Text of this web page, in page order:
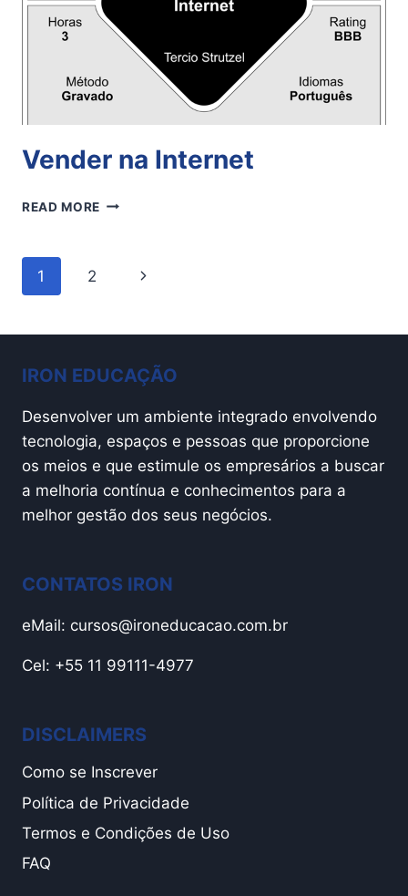
Vender na Internet
READ MORE VENDER
Page
1 2
Next
IRON EDUCAÇÃO
Desenvolver um ambiente integrado envolvendo
tecnologia, espaços e pessoas que proporcione
os meios e que estimule os empresários a buscar
a melhoria contínua e conhecimentos para a
melhor gestão dos seus negócios.
CONTATOS IRON
eMail: cursos@ironeducacao.com.br
Cel: +55 11 99111-4977
DISCLAIMERS
Como se Inscrever
Política de Privacidade
Termos e Condições de Uso
FAQ